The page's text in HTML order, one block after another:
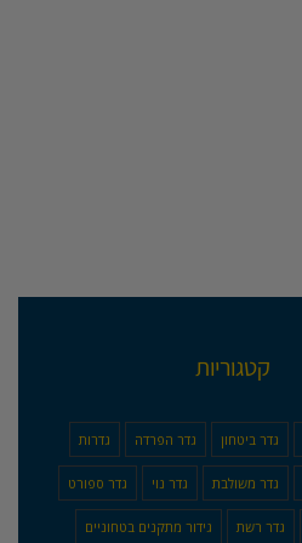
קטגוריות
גדר ביטחון גדר הפרדה גדרות
גדר משולבת גדר נוי גדר ספורט
גדר רשת גידור מתקנים בטחוניים